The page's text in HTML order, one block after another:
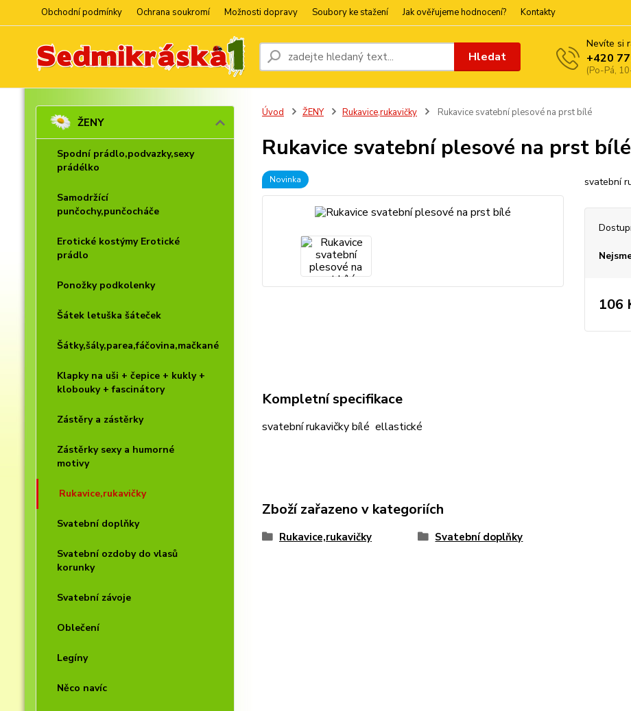
Obchodní podmínky Ochrana soukromí Možnosti dopravy Soubory ke stažení Jak ověřujeme hodnocení? Kontakty
Hledat
Nevíte si
+420
(Po-Pá,
ŽENY
Spodní prádlo,podvazky,sexy
prádélko
Samodržící
punčochy,punčocháče
Erotické kostýmy Erotické
prádlo
Ponožky podkolenky
Šátek letuška šáteček
Šátky,šály,parea,fáčovina,mačkané
Klapky na uši + čepice + kukly +
klobouky + fascinátory
Zástěry a zástěrky
Zástěrky sexy a humorné
motivy
Rukavice,rukavičky
Svatební doplňky
Svatební ozdoby do vlasů
korunky
Svatební závoje
Oblečení
Legíny
Něco navíc
Úvod ŽENY Rukavice,rukavičky Rukavice svatební plesové na prst bílé
Rukavice svatební plesové na prst bílé
Novinka svatební
106
Kompletní specifikace
svatební rukavičky bílé ellastické
Zboží zařazeno v kategoriích
Rukavice,rukavičky Svatební doplňky